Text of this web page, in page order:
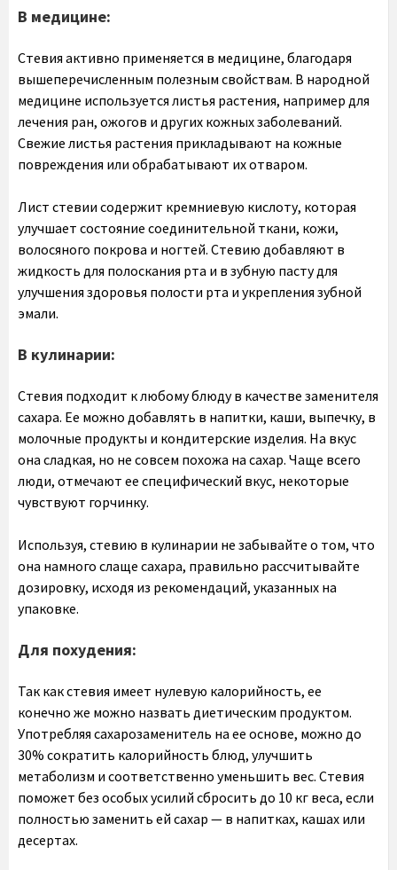
В медицине:
Стевия активно применяется в медицине, благодаря
вышеперечисленным полезным свойствам. В народной
медицине используется листья растения, например для
лечения ран, ожогов и других кожных заболеваний.
Свежие листья растения прикладывают на кожные
повреждения или обрабатывают их отваром.
Лист стевии содержит кремниевую кислоту, которая
улучшает состояние соединительной ткани, кожи,
волосяного покрова и ногтей. Стевию добавляют в
жидкость для полоскания рта и в зубную пасту для
улучшения здоровья полости рта и укрепления зубной
эмали.
В кулинарии:
Стевия подходит к любому блюду в качестве заменителя
сахара. Ее можно добавлять в напитки, каши, выпечку, в
молочные продукты и кондитерские изделия. На вкус
она сладкая, но не совсем похожа на сахар. Чаще всего
люди, отмечают ее специфический вкус, некоторые
чувствуют горчинку.
Используя, стевию в кулинарии не забывайте о том, что
она намного слаще сахара, правильно рассчитывайте
дозировку, исходя из рекомендаций, указанных на
упаковке.
Для похудения:
Так как стевия имеет нулевую калорийность, ее
конечно же можно назвать диетическим продуктом.
Употребляя сахарозаменитель на ее основе, можно до
30% сократить калорийность блюд, улучшить
метаболизм и соответственно уменьшить вес. Стевия
поможет без особых усилий сбросить до 10 кг веса, если
полностью заменить ей сахар — в напитках, кашах или
десертах.